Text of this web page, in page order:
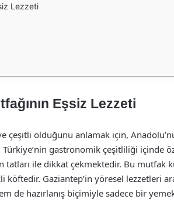
Lezzeti
Eşsiz Lezzeti
çeşitli olduğunu anlamak için,
gastronomik çeşitliliği içinde
tatları ile dikkat çekmektedir. Bu mutfak
Gaziantep’in yöresel lezzetleri
de hazırlanış biçimiyle sadece bir